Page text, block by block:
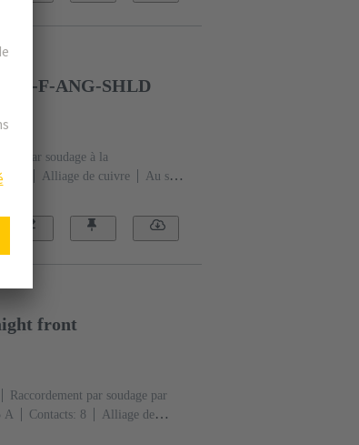
F-ANG-SHLD
par soudage à la
4 Alliage de cuivre
Au sur
front
Raccordement par soudage par
A Contacts: 8
Alliage de